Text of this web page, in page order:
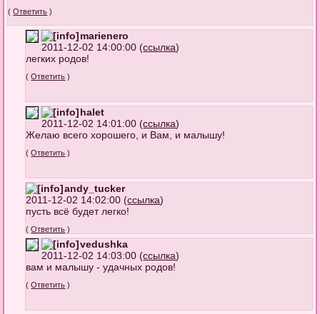
(Ответить )
marienero
2011-12-02 14:00:00 (ссылка)
легких родов!
(Ответить )
halet
2011-12-02 14:01:00 (ссылка)
Желаю всего хорошего, и Вам, и малышу!
(Ответить )
andy_tucker
2011-12-02 14:02:00 (ссылка)
пусть всё будет легко!
(Ответить )
vedushka
2011-12-02 14:03:00 (ссылка)
вам и малышу - удачных родов!
(Ответить )